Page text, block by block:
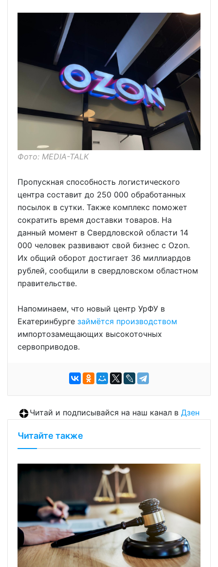
Фото: MEDIA-TALK
Пропускная способность логистического
центра составит до 250 000 обработанных
посылок в сутки. Также комплекс поможет
сократить время доставки товаров. На
данный момент в Свердловской области 14
000 человек развивают свой бизнес с Ozon.
Их общий оборот достигает 36 миллиардов
рублей, сообщили в свердловском областном
правительстве.
Напоминаем, что новый центр УрФУ в
Екатеринбурге займётся производством
импортозамещающих высокоточных
сервоприводов.
Читай и подписывайся на наш канал в Дзен
Читайте также